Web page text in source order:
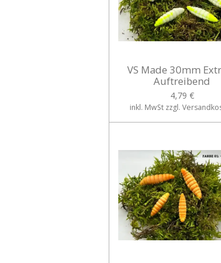
VS Made 30mm
Auftreibend
4,79 €
inkl. MwSt zzgl.